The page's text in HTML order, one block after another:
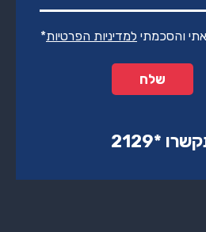
והסכמתי למדיניות הפרטיות*
‏*2129‏